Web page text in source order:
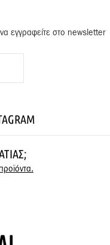
εγγραφείτε στο newsletter